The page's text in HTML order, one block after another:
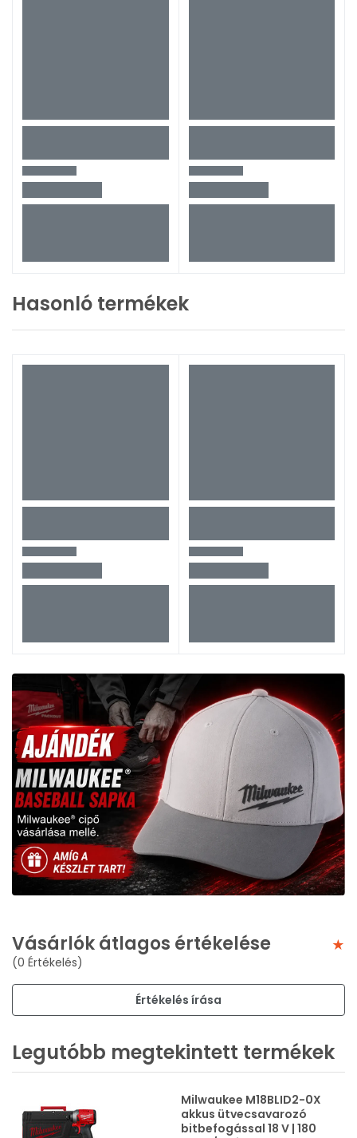
Hasonló termékek
Vásárlók átlagos értékelése
(0 Értékelés)
Értékelés írása
Legutóbb megtekintett termékek
Milwaukee M18BLID2-0X
akkus ütvecsavarozó
bitbefogással 18 V | 180